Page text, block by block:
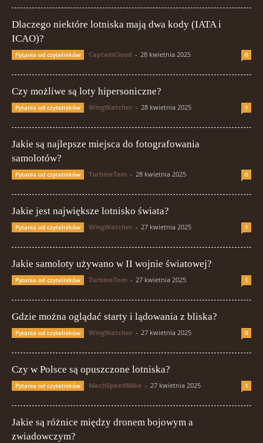
Dlaczego niektóre lotniska mają dwa kody (IATA i
ICAO)?
Pytania od czytelników CaptainCloud - 28 kwietnia 2025 0
Czy możliwe są loty hipersoniczne?
Pytania od czytelników WingWatcher - 28 kwietnia 2025 1
Jakie są najlepsze miejsca do fotografowania
samolotów?
Pytania od czytelników TurbineTom - 28 kwietnia 2025 0
Jakie jest największe lotnisko świata?
Pytania od czytelników WingWatcher - 27 kwietnia 2025 1
Jakie samoloty używano w II wojnie światowej?
Pytania od czytelników TurbineTom - 27 kwietnia 2025 1
Gdzie można oglądać starty i lądowania z bliska?
Pytania od czytelników WingWatcher - 27 kwietnia 2025 0
Czy w Polsce są opuszczone lotniska?
Pytania od czytelników MachSpeedMike - 27 kwietnia 2025 1
Jakie są różnice między dronem bojowym a
zwiadowczym?